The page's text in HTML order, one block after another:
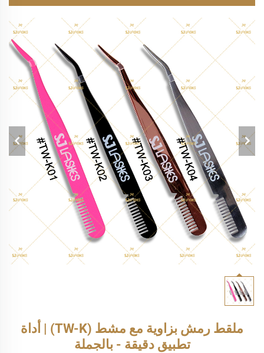
ملقط رمش بزاوية مع مشط (TW-K) | أداة
تطبيق دقيقة - بالجملة